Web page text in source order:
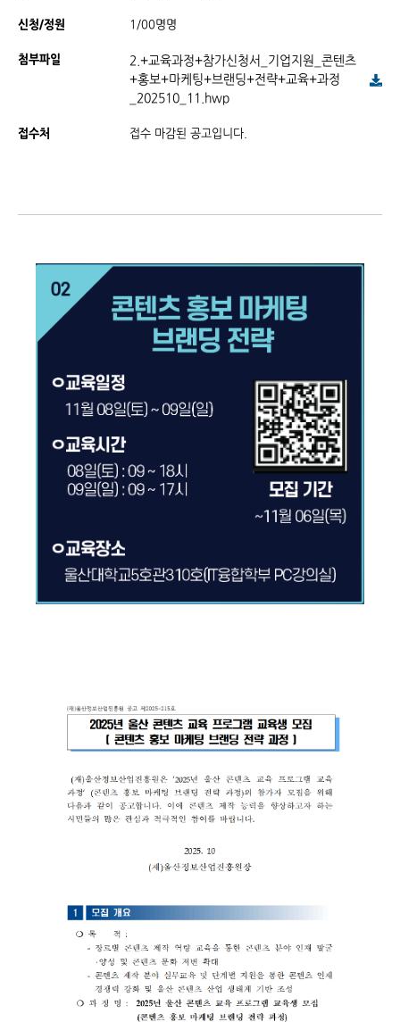
신청/정원 1/00명명
첨부파일
2.+교육과정+참가신청서_기업지원_콘텐츠
+홍보+마케팅+브랜딩+전략+교육+과정
_202510_11.hwp
접수처 접수 마감된 공고입니다.